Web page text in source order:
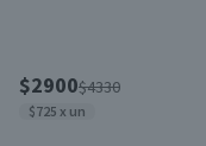
$2900$4330
$725 x un